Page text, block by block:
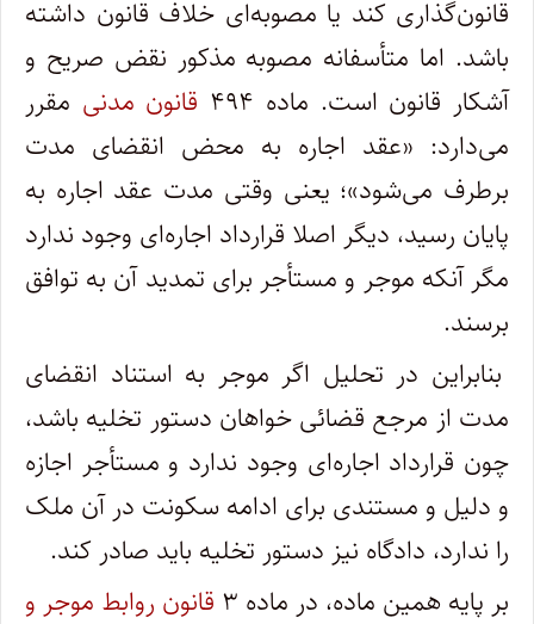
قانون‌گذاری کند یا مصوبه‌ای خلاف قانون داشته
باشد. اما متأسفانه مصوبه مذکور نقض صریح و
آشکار قانون است. ماده ۴۹۴
قانون مدنی مقرر
می‌دارد: «عقد اجاره به محض انقضای مدت
برطرف می‌شود»؛ یعنی وقتی مدت عقد اجاره به
پایان رسید، دیگر اصلا قرارداد اجاره‌ای وجود ندارد
مگر آنکه موجر و مستأجر برای تمدید آن به توافق
برسند.
بنابراین در تحلیل اگر موجر به استناد انقضای
مدت از مرجع قضائی خواهان دستور تخلیه باشد،
چون قرارداد اجاره‌ای وجود ندارد و مستأجر اجازه
و دلیل و مستندی برای ادامه سکونت در آن ملک
را ندارد، دادگاه نیز دستور تخلیه باید صادر کند.
بر پایه همین ماده، در ماده ۳
قانون روابط موجر و